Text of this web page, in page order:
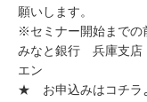
願いします。
※セミナー開始までの
みなと銀行 兵庫支
エン
★ お申込みはコチラ